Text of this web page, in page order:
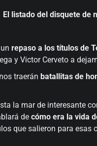
El listado del disquete de
repaso a los títulos de
y Victor Cerveto a
traerán batallitas de
la mar de interesante
de cómo era la vida
que salieron para esas